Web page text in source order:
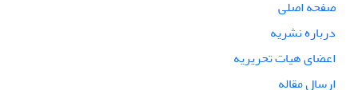
صفحه اصلی
درباره نشریه
اعضای هیات تحریریه
ارسال مقاله